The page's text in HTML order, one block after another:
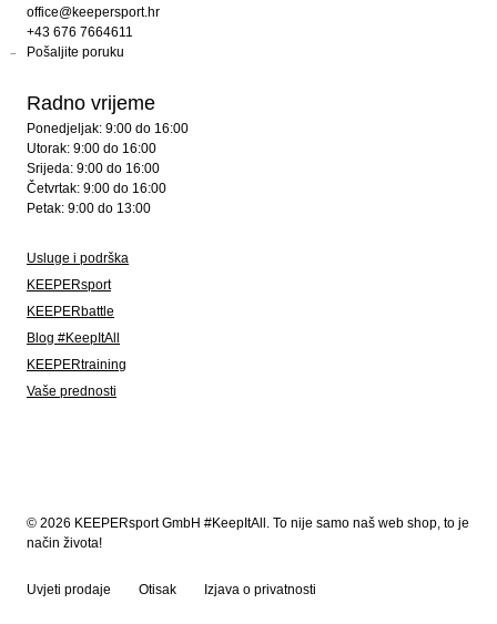
office@keepersport.hr
+43 676 7664611
Pošaljite poruku
Radno vrijeme
Ponedjeljak: 9:00 do 16:00
Utorak: 9:00 do 16:00
Srijeda: 9:00 do 16:00
Četvrtak: 9:00 do 16:00
Petak: 9:00 do 13:00
Usluge i podrška
KEEPERsport
KEEPERbattle
Blog #KeepItAll
KEEPERtraining
Vaše prednosti
© 2026 KEEPERsport GmbH #KeepItAll. To nije samo naš web shop, to je
način života!
Uvjeti prodaje Otisak Izjava o privatnosti